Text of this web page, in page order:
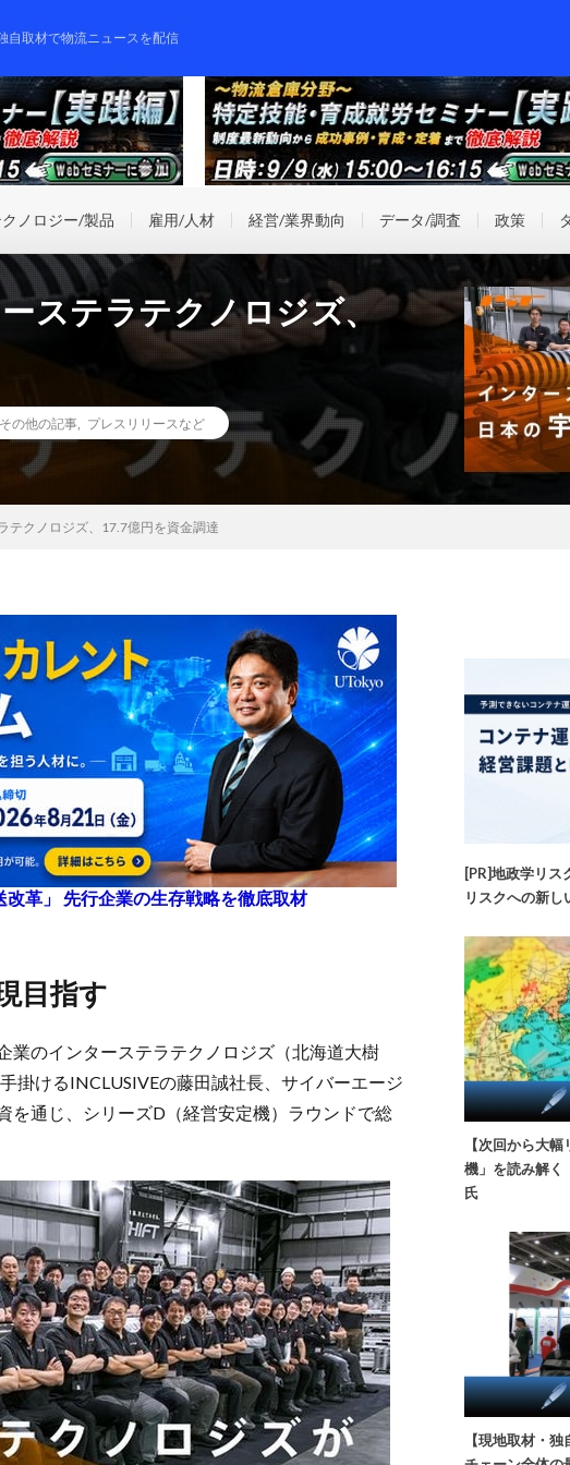
自取材で物流ニュースを配信
クノロジー/製品 雇用/人材 経営/業界動向 データ/調査 政策
ステラテクノロジズ、
その他の記事 プレスリリースなど
テクノロジズ、17.7億円を資金調達
革」 先行企業の生存戦略を徹底取材
目指す
業のインターステラテクノロジズ（北海道大樹
掛けるINCLUSIVEの藤田誠社長、サイバーエージ
を通じ、シリーズD（経営安定機）ラウンドで総
[PR]地政学リス
リスクへの新し
【次回から大
機」を読み解
氏
【現地取材・